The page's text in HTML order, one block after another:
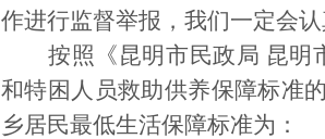
作进行监督举报，我们一定会认
按照 《昆明市民政局 昆明
和特困人员救助供养保障标准
乡居民最低生活保障标准为：